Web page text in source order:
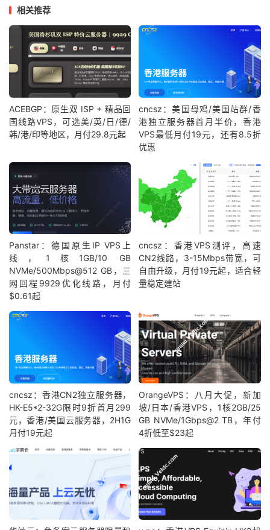
相关推荐
ACEBGP：原生双 ISP + 精品回
国线路VPS，可选美/英/日/德/
韩/港/印等地区，月付29.8元起
cncsz：美国母鸡/美国站群/香
港独立服务器首月半价，香港
VPS最低月付19元，还有8.5折
优惠
Panstar：德国原生IP VPS上
线，1核1GB/10 GB
NVMe/500Mbps@512 GB，三
网回程9929优化线路，月付
$0.61起
cncsz：香港VPS测评，高速
CN2线路，3-15Mbps带宽，可
自由升级，月付19元起，适合轻
量稳定建站
cncsz：香港CN2独立服务器，
HK-E5*2-32G限时9折首月299
元，香港/美国云服务器，2H1G
月付19元起
OrangeVPS：八月大促，新加
坡/日本/香港VPS，1核2GB/25
GB NVMe/1Gbps@2 TB，年付
4折低至$23起